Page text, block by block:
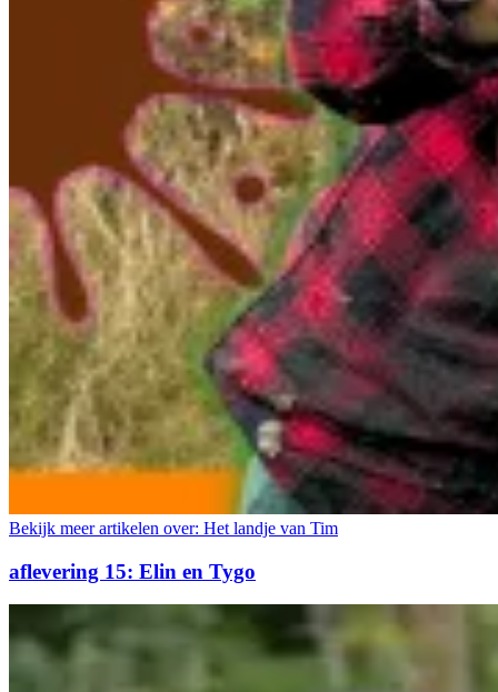
Bekijk meer artikelen over: Het landje van Tim
aflevering 15: Elin en Tygo